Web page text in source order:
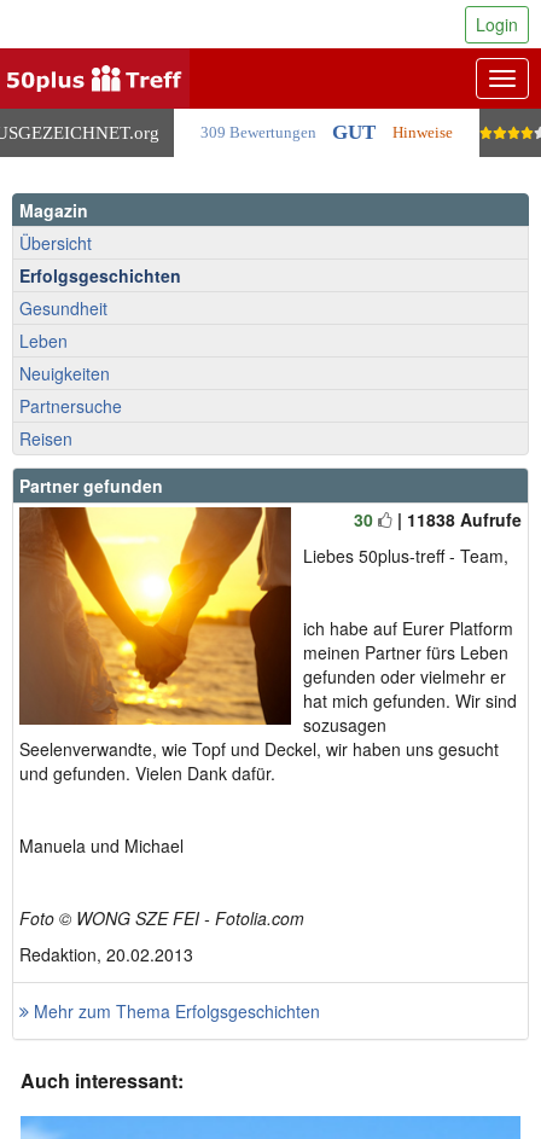
.org 309 Bewertungen GUT Hinweise
Login
Magazin
Übersicht
Erfolgsgeschichten
Gesundheit
Leben
Neuigkeiten
Partnersuche
Reisen
Partner gefunden
30
| 11838 Aufrufe
Liebes 50plus-treff - Team,
ich habe auf Eurer Platform
meinen Partner fürs Leben
gefunden oder vielmehr er
hat mich gefunden. Wir sind
sozusagen
Seelenverwandte, wie Topf und Deckel, wir haben uns gesucht
und gefunden. Vielen Dank dafür.
Manuela und Michael
Foto © WONG SZE FEI - Fotolia.com
Redaktion, 20.02.2013
Mehr zum Thema Erfolgsgeschichten
Auch interessant: